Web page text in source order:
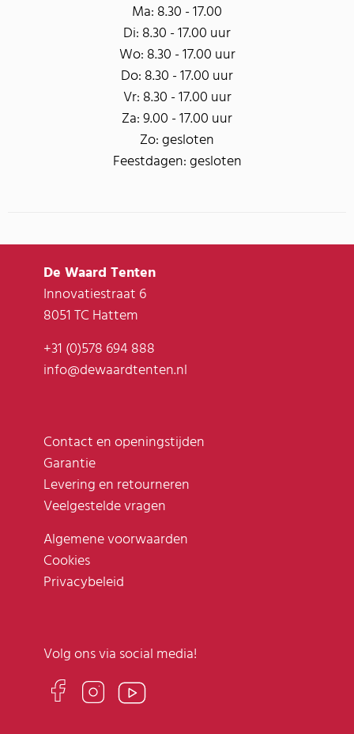
Ma: 8.30 - 17.00
Di: 8.30 - 17.00 uur
Wo: 8.30 - 17.00 uur
Do: 8.30 - 17.00 uur
Vr: 8.30 - 17.00 uur
Za: 9.00 - 17.00 uur
Zo: gesloten
Feestdagen: gesloten
De Waard Tenten
Innovatiestraat 6
8051 TC Hattem
+31 (0)578 694 888
info@dewaardtenten.nl
Contact en openingstijden
Garantie
Levering en retourneren
Veelgestelde vragen
Algemene voorwaarden
Cookies
Privacybeleid
Volg ons via social media!